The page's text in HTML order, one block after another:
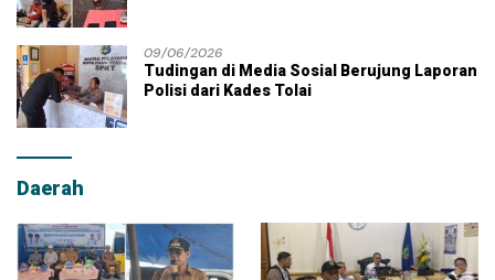
09/06/2026
Tudingan di Media Sosial Berujung Laporan
Polisi dari Kades Tolai
Daerah